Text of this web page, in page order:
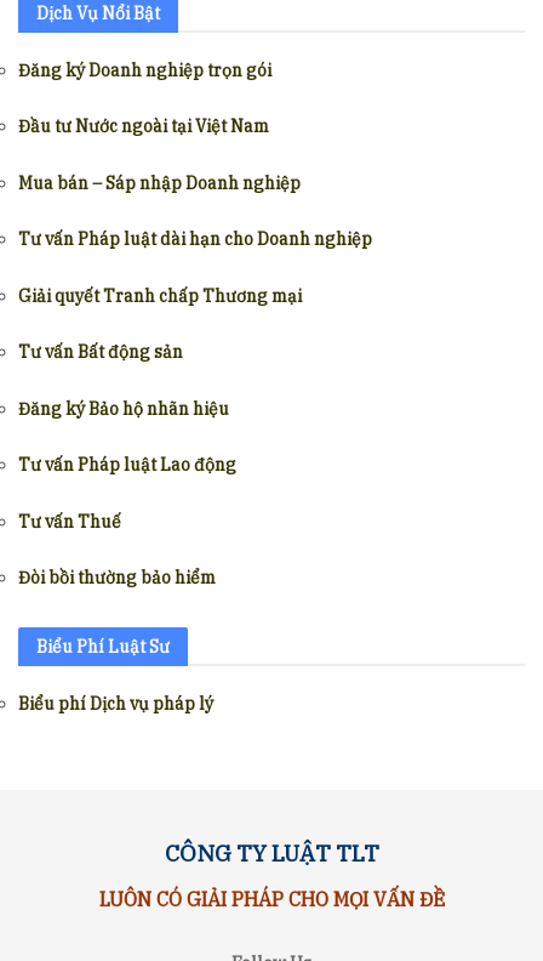
Dịch Vụ Nổi Bật
Đăng ký Doanh nghiệp trọn gói
Đầu tư Nước ngoài tại Việt Nam
Mua bán – Sáp nhập Doanh nghiệp
Tư vấn Pháp luật dài hạn cho Doanh nghiệp
Giải quyết Tranh chấp Thương mại
Tư vấn Bất động sản
Đăng ký Bảo hộ nhãn hiệu
Tư vấn Pháp luật Lao động
Tư vấn Thuế
Đòi bồi thường bảo hiểm
Biểu Phí Luật Sư
Biểu phí Dịch vụ pháp lý
CÔNG TY LUẬT TLT
LUÔN CÓ GIẢI PHÁP CHO MỌI VẤN ĐỀ